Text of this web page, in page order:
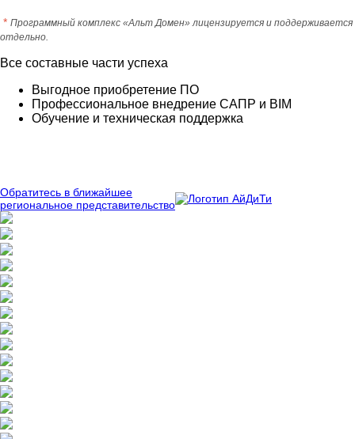
* Программный комплекс «Альт Домен» лицензируется и поддерживается
отдельно.
Все составные части успеха
Выгодное приобретение ПО
Профессиональное внедрение САПР и BIM
Обучение и техническая поддержка
Обратитесь в ближайшее
региональное представительство